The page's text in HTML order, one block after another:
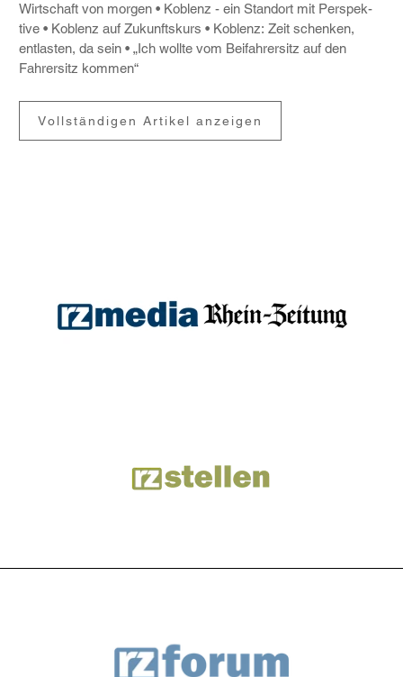
Wirt­schaft von morgen Koblenz - ein Standort mit Perspek­
tive Koblenz auf Zukunfts­kurs Koblenz: Zeit schenken,
entlasten, da sein „Ich wollte vom Beifah­rer­sitz auf den
Fahrer­sitz kommen“
Vollständigen Artikel anzeigen